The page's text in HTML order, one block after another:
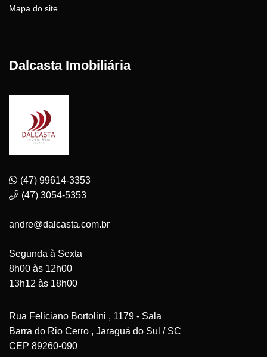
Mapa do site
Dalcasta Imobiliária
(47) 99614-3353
(47) 3054-5353
andre@dalcasta.com.br
Segunda à Sexta
8h00 às 12h00
13h12 às 18h00
Rua Feliciano Bortolini , 1179 - Sala
Barra do Rio Cerro , Jaraguá do Sul / SC
CEP 89260-090